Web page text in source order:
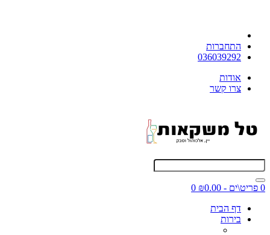
התחברות
036039292
אודות
צרו קשר
0 פריט\ים - ₪0.00
0
דף הבית
בירות